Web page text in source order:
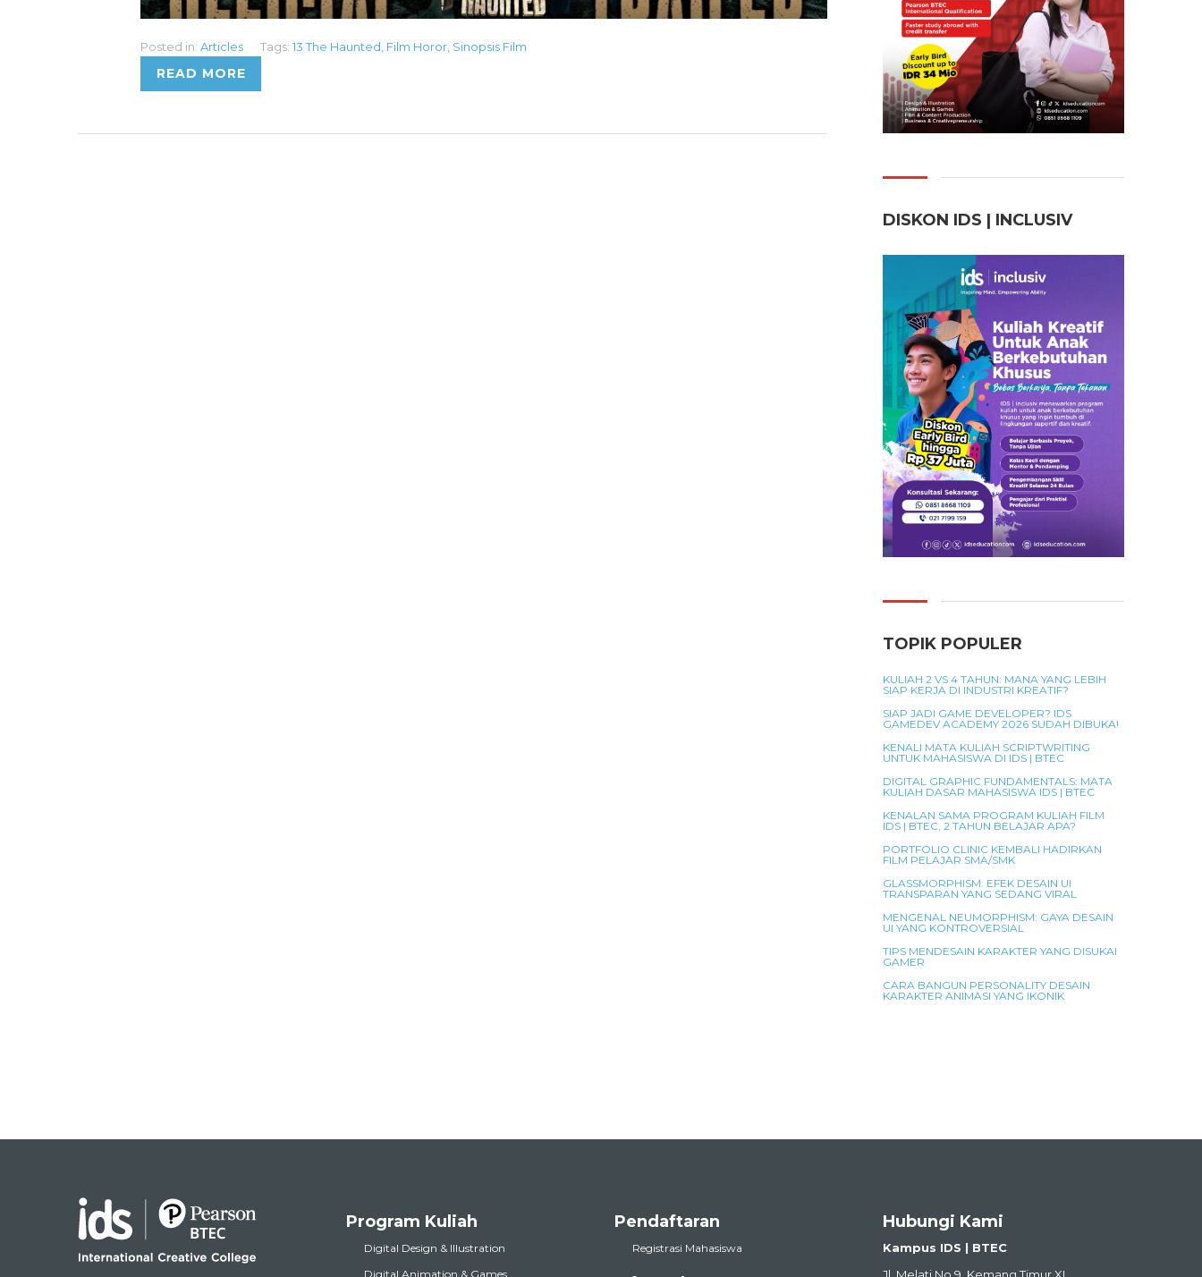
Posted in: Articles Tags: 13 The Haunted Film Horor Sinopsis Film
READ MORE
DISKON IDS | INCLUSIV
TOPIK POPULER
KULIAH 2 VS 4 TAHUN: MANA YANG LEBIH
SIAP KERJA DI INDUSTRI KREATIF?
SIAP JADI GAME DEVELOPER? IDS
GAMEDEV ACADEMY 2026 SUDAH DIBUKA!
KENALI MATA KULIAH SCRIPTWRITING
UNTUK MAHASISWA DI IDS | BTEC
DIGITAL GRAPHIC FUNDAMENTALS: MATA
KULIAH DASAR MAHASISWA IDS | BTEC
KENALAN SAMA PROGRAM KULIAH FILM
IDS | BTEC, 2 TAHUN BELAJAR APA?
PORTFOLIO CLINIC KEMBALI HADIRKAN
FILM PELAJAR SMA/SMK
GLASSMORPHISM: EFEK DESAIN UI
TRANSPARAN YANG SEDANG VIRAL
MENGENAL NEUMORPHISM: GAYA DESAIN
UI YANG KONTROVERSIAL
TIPS MENDESAIN KARAKTER YANG DISUKAI
GAMER
CARA BANGUN PERSONALITY DESAIN
KARAKTER ANIMASI YANG IKONIK
Program Kuliah
Digital Design & Illustration
Digital Animation & Games
Pendaftaran
Registrasi Mahasiswa
Hubungi Kami
Kampus IDS | BTEC
Jl. Melati No.9, Kemang Timur XI,